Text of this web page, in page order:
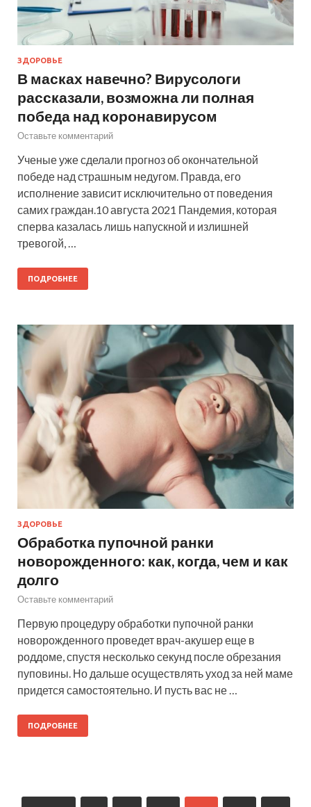
ЗДОРОВЬЕ
В масках навечно? Вирусологи
рассказали, возможна ли полная
победа над коронавирусом
Оставьте комментарий
Ученые уже сделали прогноз об окончательной
победе над страшным недугом. Правда, его
исполнение зависит исключительно от поведения
самих граждан.10 августа 2021 Пандемия, которая
сперва казалась лишь напускной и излишней
тревогой, …
ПОДРОБНЕЕ
ЗДОРОВЬЕ
Обработка пупочной ранки
новорожденного: как, когда, чем и как
долго
Оставьте комментарий
Первую процедуру обработки пупочной ранки
новорожденного проведет врач-акушер еще в
роддоме, спустя несколько секунд после обрезания
пуповины. Но дальше осуществлять уход за ней маме
придется самостоятельно. И пусть вас не …
ПОДРОБНЕЕ